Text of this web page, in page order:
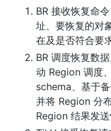
BR 接收恢复命
址、要恢复的对
在及是否符合要求
BR 调度恢复数
动 Region 调度
schema、基于
并将 Region 分
Region 结果发送